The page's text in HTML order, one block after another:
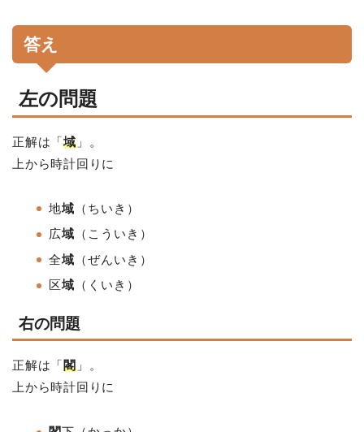
答え
左の問題
正解は「域」。
上から時計回りに
地域 （ちいき）
広域 （こういき）
全域 （ぜんいき）
区域 （くいき）
右の問題
正解は「閣」。
上から時計回りに